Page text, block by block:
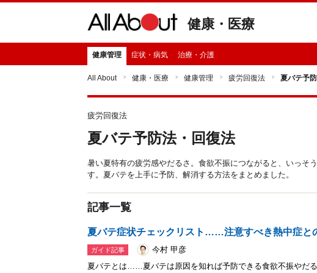
健康・医療
健康管理 症状・病気 治療・介護
All About 健康・医療 健康管理 疲労回復法 夏バテ予
疲労回復法
夏バテ予防法・回復法
暑い夏特有の疲労感やだるさ。食欲不振につながると、いっそ
す。夏バテを上手に予防、解消する方法をまとめました。
記事一覧
夏バテ症状チェックリスト……注意すべき熱中症と
ガイド記事
今村 甲彦
夏バテとは……夏バテは原因を知れば予防できる食欲不振やだ